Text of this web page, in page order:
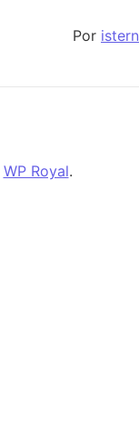
Por istern
WP Royal.